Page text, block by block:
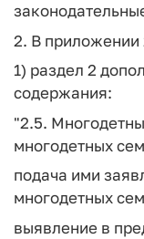
2. В приложении
1) раздел 2
содержания:
"2.5.
многодетных
подача ими
многодетных
выявление в